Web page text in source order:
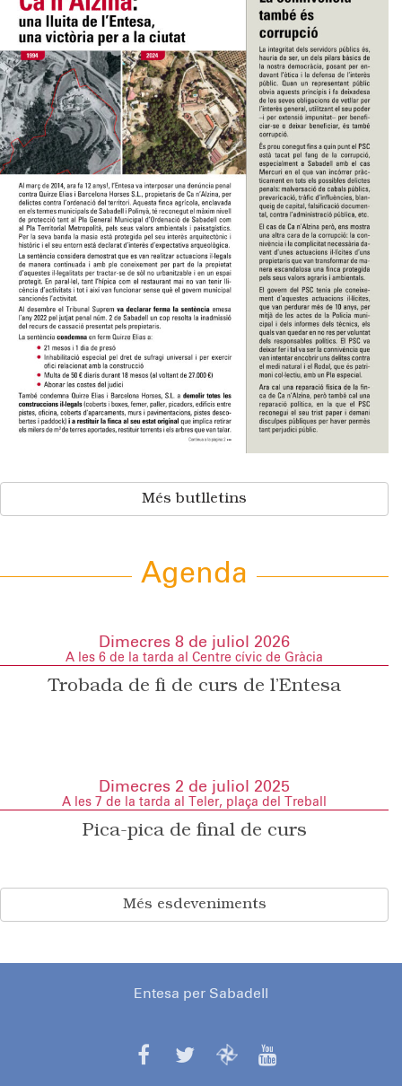
Més butlletins
Agenda
Dimecres 8 de juliol 2026
A les 6 de la tarda al Centre cívic de Gràcia
Trobada de fi de curs de l’Entesa
Dimecres 2 de juliol 2025
A les 7 de la tarda al Teler, plaça del Treball
Pica-pica de final de curs
Més esdeveniments
Entesa per Sabadell